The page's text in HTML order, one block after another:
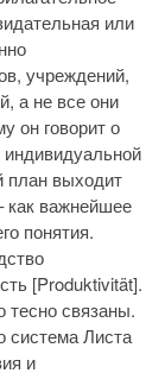
или
учреждений,
а не все они
он говорит о
индивидуальной
план выходит
как важнейшее
понятия.
[Produktivität].
тесно связаны.
система Листа
и